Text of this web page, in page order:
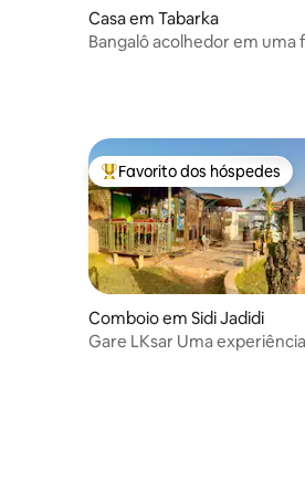
Casa em Tabarka
Bangalô acolhedor em uma
Favoritos dos hóspedes
Favorito dos hóspedes
Comboio em Sidi Jadidi
Gare LKsar Uma experiência muito